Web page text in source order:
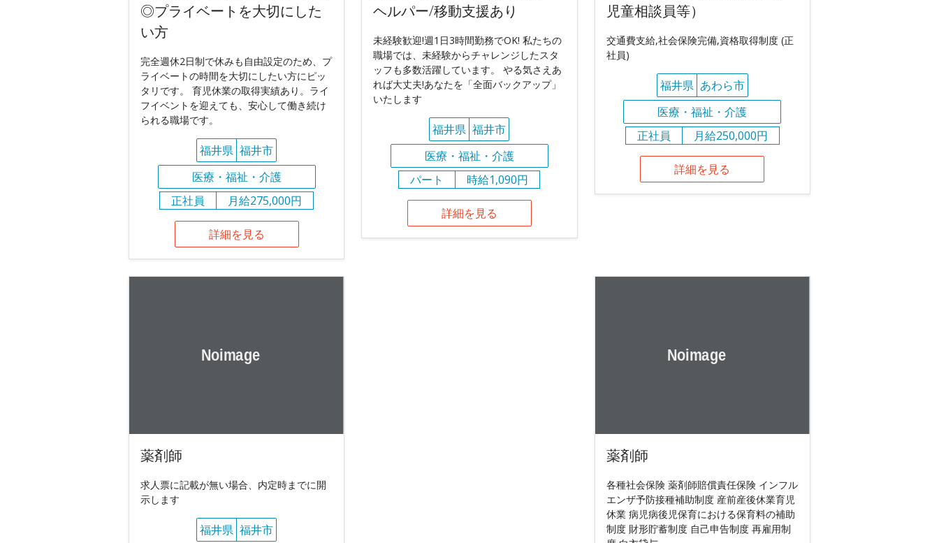
◎プライベートを大切にした
い方
完全週休2日制で休みも自由設定のため、プ
ライベートの時間を大切にしたい方にピッ
タリです。 育児休業の取得実績あり。ライ
フイベントを迎えても、安心して働き続け
られる職場です。
福井県 福井市
医療・福祉・介護
正社員
月給275,000円
詳細を見る
ヘルパー/移動支援あり
未経験歓迎!週1日3時間勤務でOK! 私たちの
職場では、未経験からチャレンジしたスタ
ッフも多数活躍しています。 やる気さえあ
れば大丈夫!あなたを「全面バックアップ」
いたします
福井県 福井市
医療・福祉・介護
パート
時給1,090円
詳細を見る
児童相談員等）
交通費支給,社会保険完備,資格取得制度 (正
社員)
福井県 あわら市
医療・福祉・介護
正社員
月給250,000円
詳細を見る
薬剤師
求人票に記載が無い場合、内定時までに開
示します
福井県 福井市
薬剤師
各種社会保険 薬剤師賠償責任保険 インフル
エンザ予防接種補助制度 産前産後休業育児
休業 病児病後児保育における保育料の補助
制度 財形貯蓄制度 自己申告制度 再雇用制